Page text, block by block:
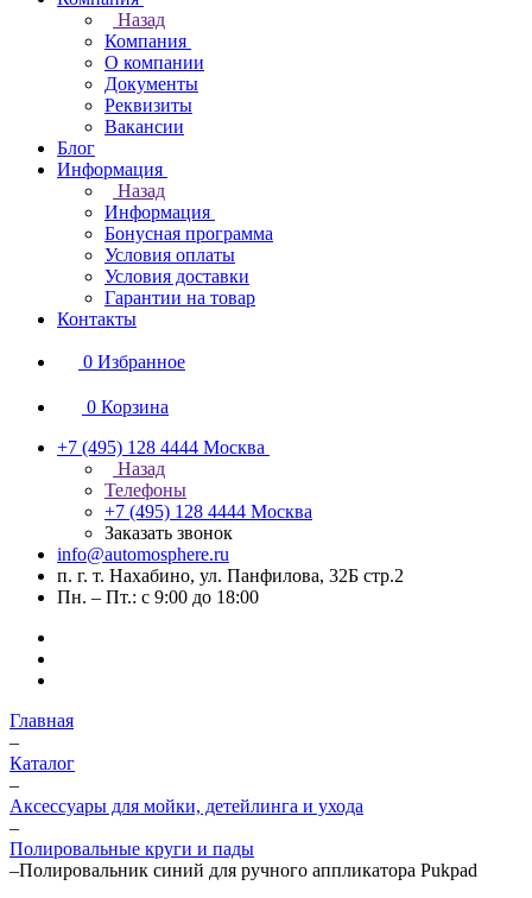
Назад
Компания
О компании
Документы
Реквизиты
Вакансии
Блог
Информация
Назад
Информация
Бонусная программа
Условия оплаты
Условия доставки
Гарантии на товар
Контакты
0 Избранное
0 Корзина
+7 (495) 128 4444 Москва
Назад
Телефоны
+7 (495) 128 4444 Москва
Заказать звонок
info@automosphere.ru
п. г. т. Нахабино, ул. Панфилова, 32Б стр.2
Пн. – Пт.: с 9:00 до 18:00
Главная
–
Каталог
–
Аксессуары для мойки, детейлинга и ухода
–
Полировальные круги и пады
–Полировальник синий для ручного аппликатора Pukpad